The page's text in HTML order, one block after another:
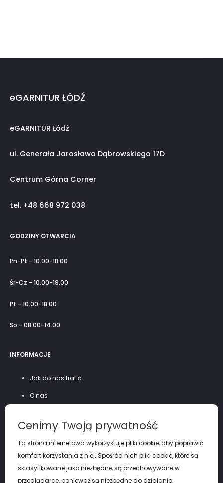
eGARNITUR ŁÓDŹ
eGARNITUR Łódź
ul. Generała Jarosława Dąbrowskiego 17D
Centrum Górna Corner
tel. +48 668 972 038
GODZINY OTWARCIA
Pn-Pt - 10.00-18.00
Śr-Cz - 10.00-19.00
Pt - 10.00-18.00
So - 08.00-14.00
INFORMACJE
Jak do nas trafić
O nas
Polityka prywatności
Cenimy Twoją prywatność
Ta strona internetowa wykorzystuje pliki cookie, aby poprawić
komfort korzystania z niej. Spośród nich pliki cookie, które są
sklasyfikowane jako niezbędne, są przechowywane w
przeglądarce, ponieważ są niezbędne do działania